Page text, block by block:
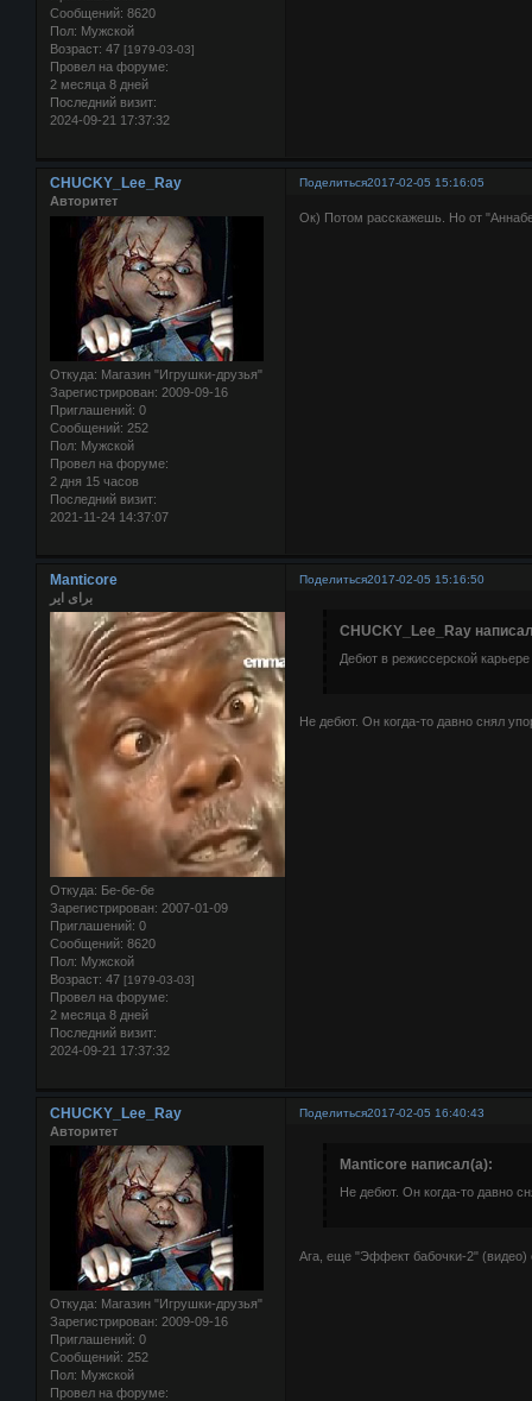
Сообщений: 8620
Пол: Мужской
Возраст: 47 [1979-03-03]
Провел на форуме:
2 месяца 8 дней
Последний визит:
2024-09-21 17:37:32
Поделиться2017-02-05 15:16:05
CHUCKY_Lee_Ray
Авторитет
Откуда: Магазин "Игрушки-друзья"
Зарегистрирован: 2009-09-16
Приглашений: 0
Сообщений: 252
Пол: Мужской
Провел на форуме:
2 дня 15 часов
Последний визит:
2021-11-24 14:37:07
Ок) Потом расскажешь. Но от
Поделиться2017-02-05 15:16:50
Manticore
برای ایر
Откуда: Бе-бе-бе
Зарегистрирован: 2007-01-09
Приглашений: 0
Сообщений: 8620
Пол: Мужской
Возраст: 47 [1979-03-03]
Провел на форуме:
2 месяца 8 дней
Последний визит:
2024-09-21 17:37:32
CHUCKY_Lee_Ray
Дебют в режиссерской
Не дебют. Он когда-то давно снял
Поделиться2017-02-05 16:40:43
CHUCKY_Lee_Ray
Авторитет
Откуда: Магазин "Игрушки-друзья"
Зарегистрирован: 2009-09-16
Приглашений: 0
Сообщений: 252
Пол: Мужской
Провел на форуме:
Manticore написал(а):
Не дебют. Он когда-то давно
Ага, еще "Эффект бабочки-2" (видео)